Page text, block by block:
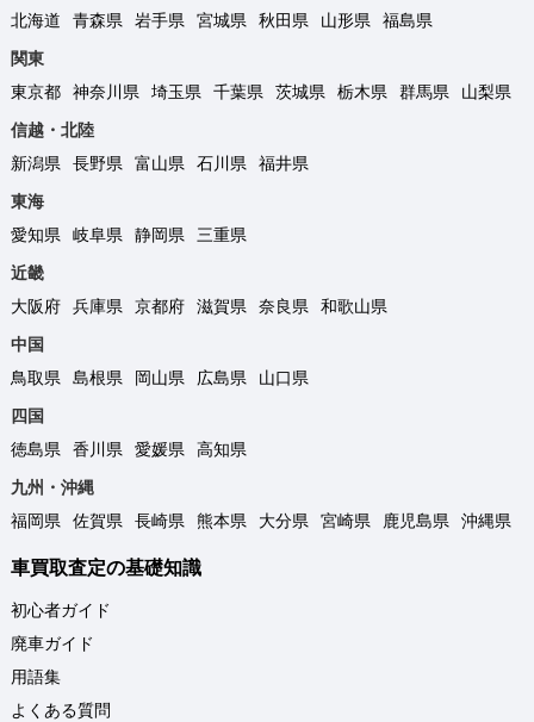
北海道
青森県 岩手県 宮城県 秋田県 山形県
福島県
関東
東京都
神奈川県 埼玉県 千葉県 茨城県 栃木県 群馬県
山梨県
信越・北陸
新潟県
長野県 富山県 石川県
福井県
東海
愛知県
岐阜県 静岡県
三重県
近畿
大阪府
兵庫県 京都府 滋賀県 奈良県
和歌山県
中国
鳥取県
島根県 岡山県 広島県
山口県
四国
徳島県
香川県 愛媛県
高知県
九州・沖縄
福岡県
佐賀県 長崎県 熊本県 大分県 宮崎県 鹿児島県 沖縄県
車買取査定の基礎知識
初心者ガイド
廃車ガイド
用語集
よくある質問